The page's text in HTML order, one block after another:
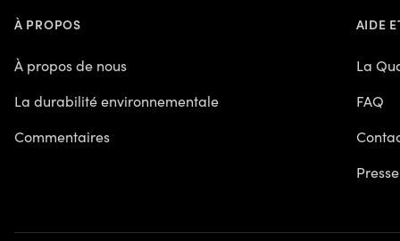
À PROPOS
À propos de nous
La durabilité environnementale
Commentaires
AIDE
La
FAQ
Presse